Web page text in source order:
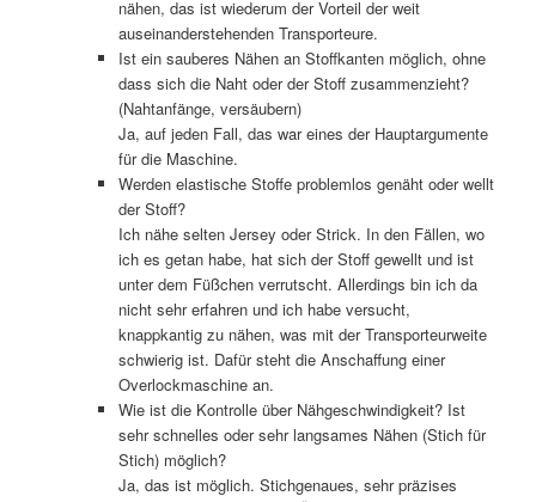
nähen, das ist wiederum der Vorteil der weit
auseinanderstehenden Transporteure.
Ist ein sauberes Nähen an Stoffkanten möglich, ohne
dass sich die Naht oder der Stoff zusammenzieht?
(Nahtanfänge, versäubern)
Ja, auf jeden Fall, das war eines der Hauptargumente
für die Maschine.
Werden elastische Stoffe problemlos genäht oder wellt
der Stoff?
Ich nähe selten Jersey oder Strick. In den Fällen, wo
ich es getan habe, hat sich der Stoff gewellt und ist
unter dem Füßchen verrutscht. Allerdings bin ich da
nicht sehr erfahren und ich habe versucht,
knappkantig zu nähen, was mit der Transporteurweite
schwierig ist. Dafür steht die Anschaffung einer
Overlockmaschine an.
Wie ist die Kontrolle über Nähgeschwindigkeit? Ist
sehr schnelles oder sehr langsames Nähen (Stich für
Stich) möglich?
Ja, das ist möglich. Stichgenaues, sehr präzises